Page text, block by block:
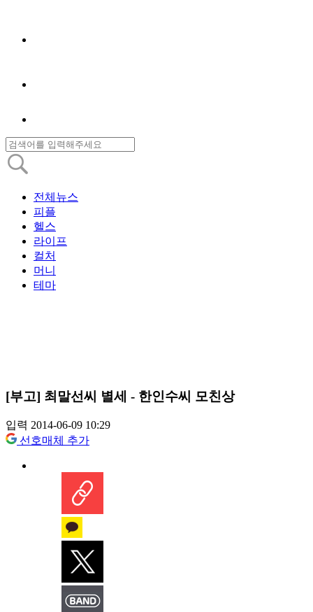
전체뉴스
피플
헬스
라이프
컬처
머니
테마
[부고] 최말선씨 별세 - 한인수씨 모친상
입력 2014-06-09 10:29
선호매체 추가